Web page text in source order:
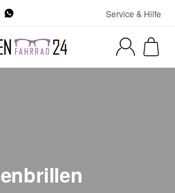
Service & Hilfe